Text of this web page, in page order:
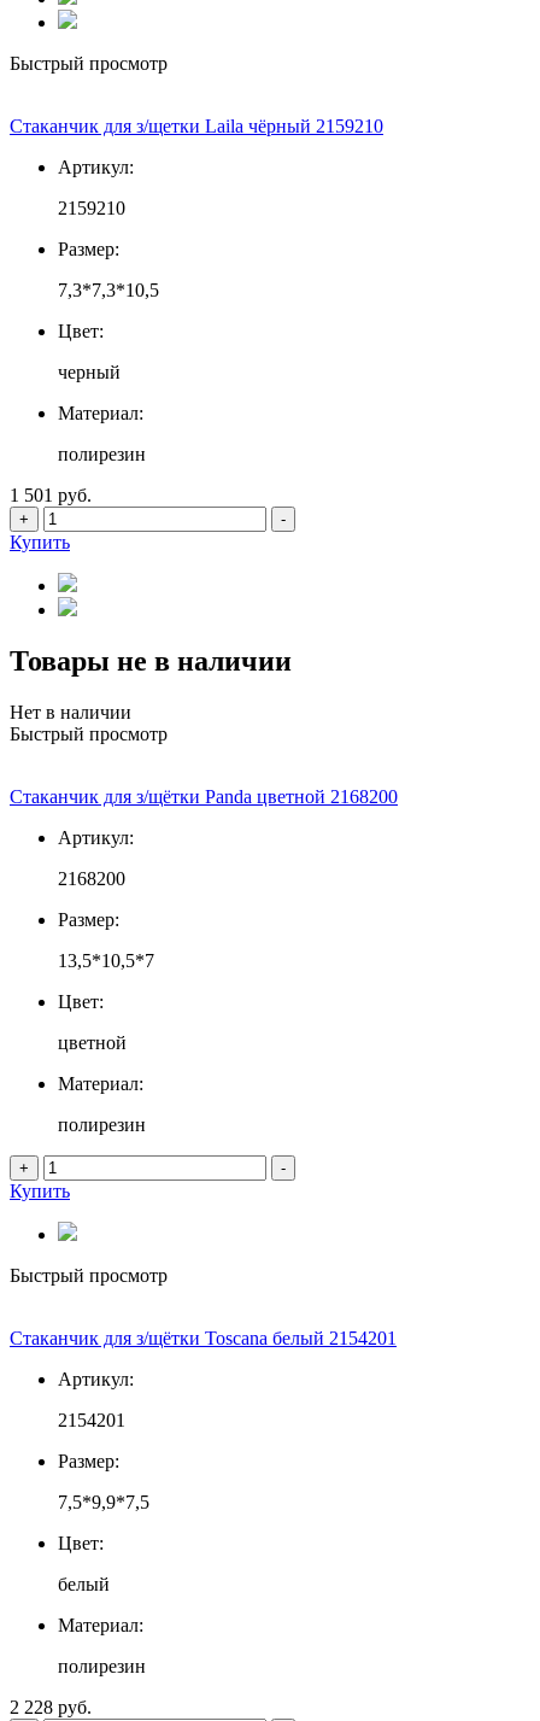
Быстрый просмотр
Стаканчик для з/щетки Laila чёрный 2159210
Артикул:
2159210
Размер:
7,3*7,3*10,5
Цвет:
черный
Материал:
полирезин
1 501 руб.
+ -
Купить
Товары не в наличии
Нет в наличии
Быстрый просмотр
Стаканчик для з/щётки Panda цветной 2168200
Артикул:
2168200
Размер:
13,5*10,5*7
Цвет:
цветной
Материал:
полирезин
+ -
Купить
Быстрый просмотр
Стаканчик для з/щётки Toscana белый 2154201
Артикул:
2154201
Размер:
7,5*9,9*7,5
Цвет:
белый
Материал:
полирезин
2 228 руб.